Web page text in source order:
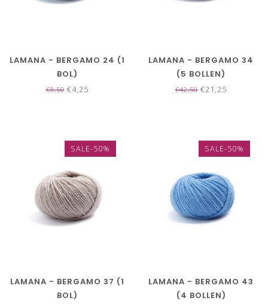
LAMANA - BERGAMO 24 (1
BOL)
€8,50€4,25
LAMANA - BERGAMO 34
(5 BOLLEN)
€42,50 €21,25
SALE-50%
LAMANA - BERGAMO 37 (1
BOL)
SALE-50%
LAMANA - BERGAMO 43
(4 BOLLEN)